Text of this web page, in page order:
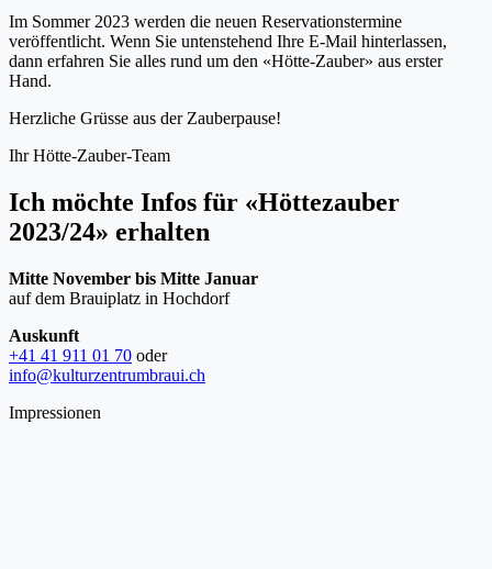
Im Sommer 2023 werden die neuen Reservationstermine
veröffentlicht. Wenn Sie untenstehend Ihre E-Mail hinterlassen,
dann erfahren Sie alles rund um den «Hötte-Zauber» aus erster
Hand.
Herzliche Grüsse aus der Zauberpause!
Ihr Hötte-Zauber-Team
Ich möchte Infos für «Höttezauber
2023/24» erhalten
Mitte November bis Mitte Januar
auf dem Brauiplatz in Hochdorf
Auskunft
+41 41 911 01 70 oder
info@kulturzentrumbraui.ch
Impressionen